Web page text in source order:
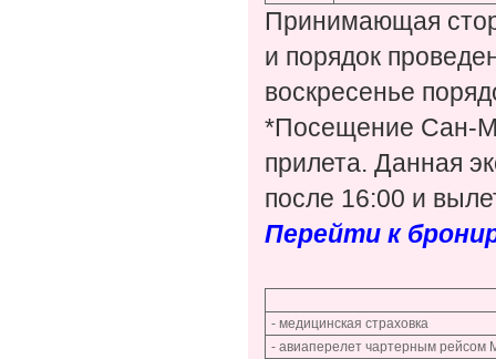
Принимающая
и порядок
воскресенье
*Посещение Сан-
прилета. Данная
после 16:00 и
Перейти к
- медицинская страховка
- авиаперелет чартерным рейсом